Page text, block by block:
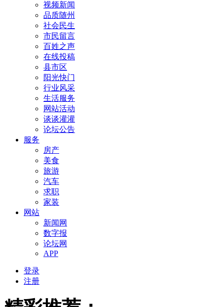
视频新闻
品质随州
社会民生
市民留言
百姓之声
在线投稿
县市区
阳光快门
行业风采
生活服务
网站活动
谈谈灌灌
论坛公告
服务
房产
美食
旅游
汽车
求职
家装
网站
新闻网
数字报
论坛网
APP
登录
注册